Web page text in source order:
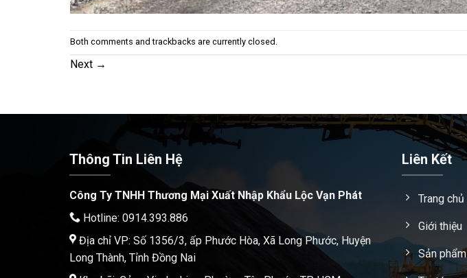
Both comments and trackbacks are currently closed.
Next →
Thông Tin Liên Hệ
Công Ty TNHH Thương Mại Xuất Nhập Khẩu Lộc Vạn Phát
Hotline: 0914.393.886
Địa chỉ VP: Số 1356/3, ấp Phước Hòa, Xã Long Phước, Huyện
Long Thành, Tỉnh Đồng Nai
Liên Kết
Trang chủ
Giới thiệu
Sản phẩm